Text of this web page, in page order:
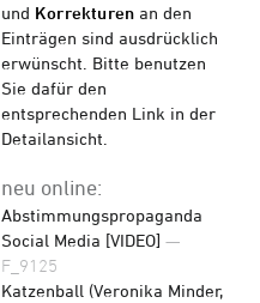
und Korrekturen an den
Einträgen sind ausdrücklich
erwünscht. Bitte benutzen
Sie dafür den
entsprechenden Link in der
Detailansicht.
neu online:
Abstimmungspropaganda
Social Media [VIDEO] —
F_9125
Katzenball (Veronika Minder,